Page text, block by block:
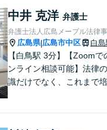
地域の皆様に寄り添い、地
密着型の法律事務所とし
り身近な法的サービスを提
します。
中井 克洋 弁護士
弁護士法人広島メープル法律
広島県|広島市中区 白島
【白鳥駅 3分】【Zoomで
ンライン相談可能】法律
識だけでなく、これまで培